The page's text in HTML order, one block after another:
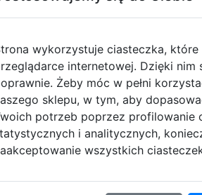
aż 4 pozycje umożliwiają
Alpha 3 oraz SFIII: Third Strike!
gdzie wszyscy fani i
więcej na temat obsady Street
które pozwoliły na
wykorzystuje ciasteczka, które
internetowej. Dzięki nim
Żeby móc w pełni
sklepu, w tym, aby
potrzeb poprzez profilowanie
i analitycznych,
wszystkich